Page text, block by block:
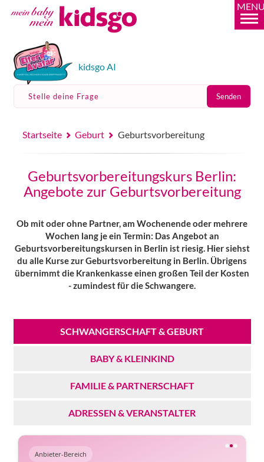
kidsgo AI
Stelle deine Frage Senden
Startseite Geburt Geburtsvorbereitung
Geburtsvorbereitungskurs Berlin:
Angebote zur Geburtsvorbereitung
Ob mit oder ohne Partner, am Wochenende oder mehrere
Wochen lang je ein Termin: Das Angebot an
Geburtsvorbereitungskursen in Berlin ist riesig. Hier siehst
du alle Kurse zur Geburtsvorbereitung in Berlin. Übrigens
übernimmt die Krankenkasse einen großen Teil der Kosten
- zumindest für die Schwangere.
SCHWANGERSCHAFT & GEBURT
BABY & KLEINKIND
FAMILIE & PARTNERSCHAFT
ADRESSEN & VERANSTALTER
Anbieter-Bereich